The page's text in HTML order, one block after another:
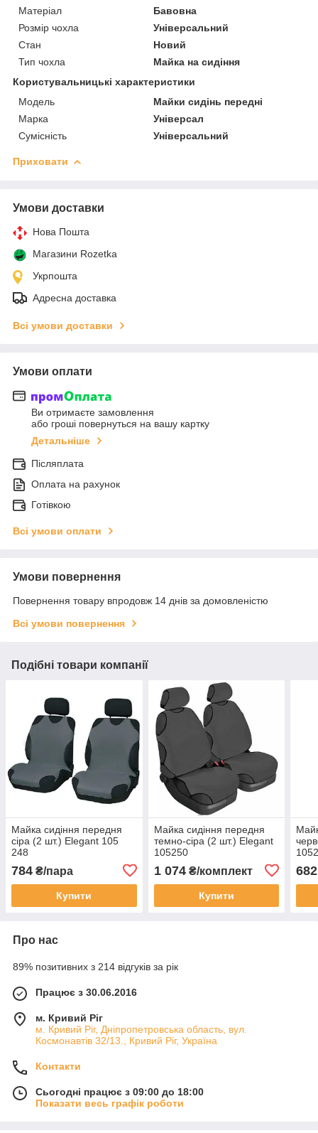
Матеріал
Бавовна
Розмір чохла
Універсальний
Стан
Новий
Тип чохла
Майка на сидіння
Користувальницькі характеристики
Мoдель
Майки сидінь передні
Марка
Універсал
Сумісність
Універсальний
Приховати
Умови доставки
Нова Пошта
Магазини Rozetka
Укрпошта
Адресна доставка
Всі умови доставки
Умови оплати
Ви отримаєте замовлення
або гроші повернуться на вашу картку
Детальніше
Післяплата
Оплата на рахунок
Готівкою
Всі умови оплати
Умови повернення
Повернення товару впродовж 14 днів за домовленістю
Всі умови повернення
Подібні товари компанії
Майка сидіння передня
сіра (2 шт.) Elegant 105
248
784 ₴/пара
Купити
Майка сидіння передня
темно-сіра (2 шт.) Elegant
105250
1 074₴/комплект
Купити
682
Про нас
89% позитивних з 214 відгуків за рік
Працює з 30.06.2016
м. Кривий Ріг
м. Кривий Ріг, Дніпропетровська область, вул.
Космонавтів 32/13., Кривий Ріг, Україна
Контакти
Сьогодні працює з 09:00 до 18:00
Показати весь графік роботи